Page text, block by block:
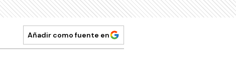
Añadir como fuente en